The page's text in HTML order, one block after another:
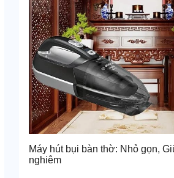
Máy hút bụi bàn thờ: Nhỏ gọn,
nghiêm